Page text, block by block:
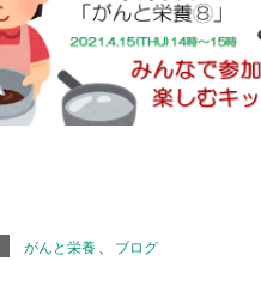
がんと栄養 、 ブログ